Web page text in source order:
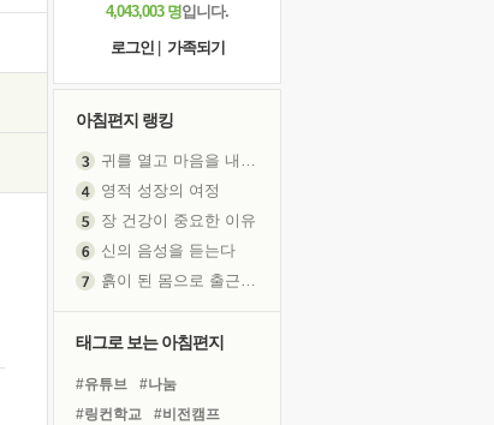
4,043,003 명입니다.
로그인
가족되기
아침편지 랭킹
귀를 열고 마음을 내어주고
영적 성장의 여정
장 건강이 중요한 이유
신의 음성을 듣는다
흙이 된 몸으로 출근하는 여자
태그로 보는 아침편지
#유튜브
#나눔
#링컨학교
#비전캠프